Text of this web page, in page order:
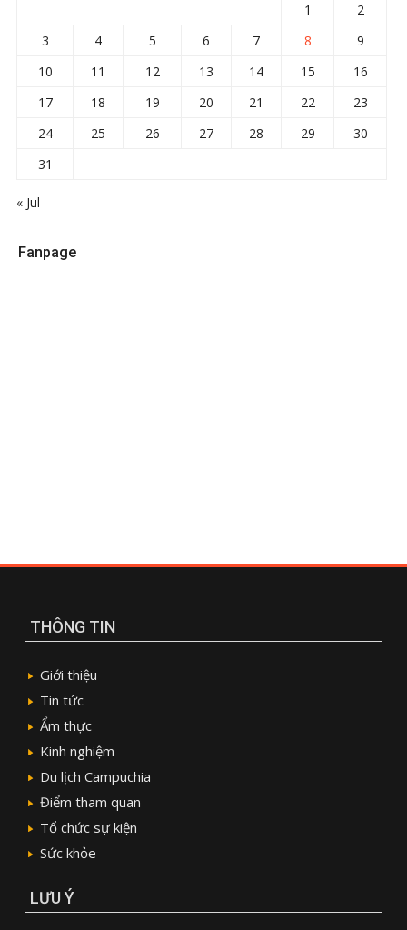
1
2
3
4 5 6 7 8
9
10
11 12 13 14 15
16
17
18 19 20 21 22
23
24
25 26 27 28 29
30
31
« Jul
Fanpage
THÔNG TIN
Giới thiệu
Tin tức
Ẩm thực
Kinh nghiệm
Du lịch Campuchia
Điểm tham quan
Tổ chức sự kiện
Sức khỏe
LƯU Ý